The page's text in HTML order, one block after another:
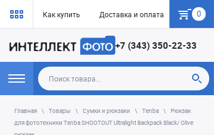
Как купить Доставка и оплата Гарантия
0
+7 (343) 350-22-33
Главная Товары Сумки и рюкзаки Tenba
Рюкзак
для фототехники Tenba SHOOTOUT Ultralight Backpack Black/ Olive